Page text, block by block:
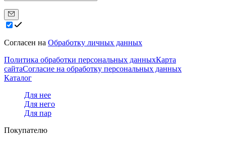
Согласен на Обработку личных данных
Политика обработки персональных данныхКарта
сайтаСогласие на обработку персональных данных
Каталог
Для нее
Для него
Для пар
Покупателю